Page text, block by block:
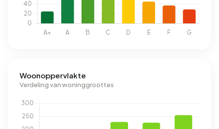
Woonoppervlakte
Verdeling van woninggroottes